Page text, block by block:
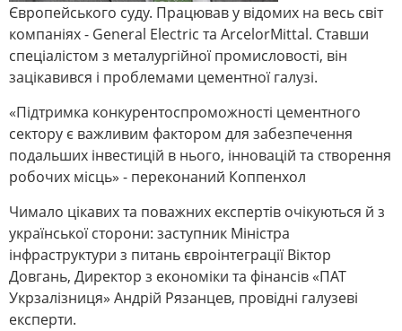
Європейського суду. Працював у відомих на весь світ
компаніях - General Electric та ArcelorMittal. Ставши
спеціалістом з металургійної промисловості, він
зацікавився і проблемами цементної галузі.
«Підтримка конкурентоспроможності цементного
сектору є важливим фактором для забезпечення
подальших інвестицій в нього, інновацій та створення
робочих місць» - переконаний Коппенхол
Чимало цікавих та поважних експертів очікуються й з
української сторони: заступник Міністра
інфраструктури з питань євроінтеграції Віктор
Довгань, Директор з економіки та фінансів «ПАТ
Укрзалізниця» Андрій Рязанцев, провідні галузеві
експерти.